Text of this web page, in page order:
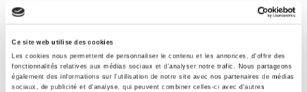
Ce site web utilise des cookies
Les cookies nous permettent de personnaliser le contenu et les annonces, d'offrir des
fonctionnalités relatives aux médias sociaux et d'analyser notre trafic. Nous partageons
également des informations sur l'utilisation de notre site avec nos partenaires de médias
sociaux, de publicité et d'analyse, qui peuvent combiner celles-ci avec d'autres
Varia
et al.